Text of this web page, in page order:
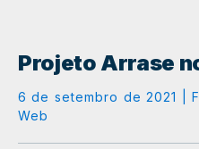
Projeto Arrase
6 de setembro de 2021 |
Web